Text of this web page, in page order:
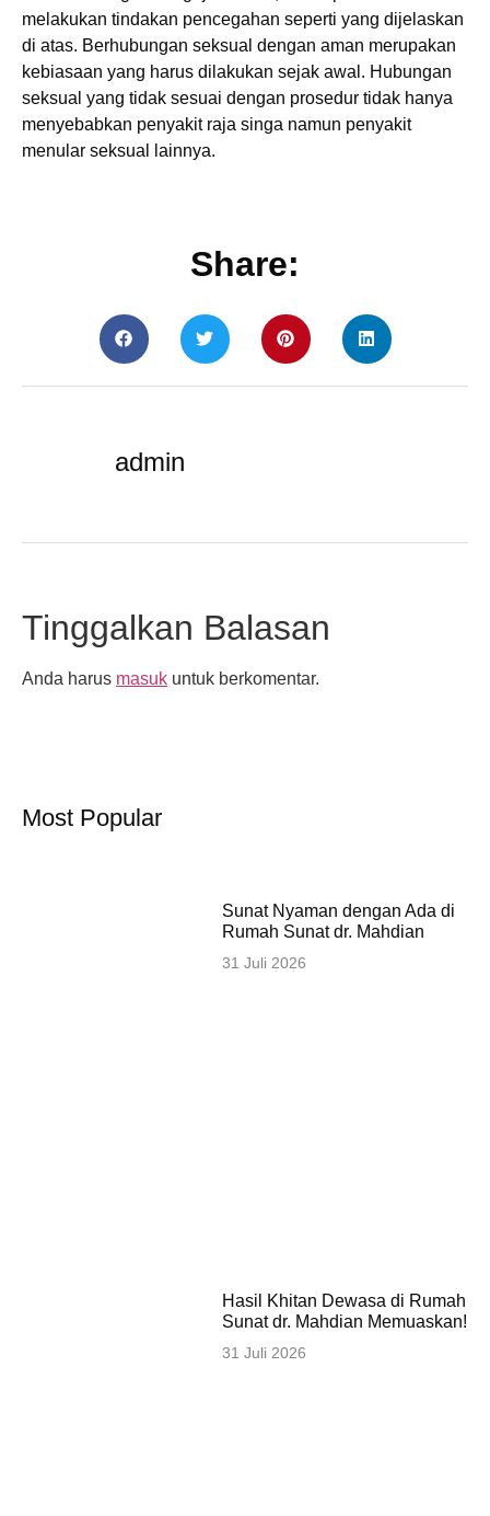
melakukan tindakan pencegahan seperti yang dijelaskan
di atas. Berhubungan seksual dengan aman merupakan
kebiasaan yang harus dilakukan sejak awal. Hubungan
seksual yang tidak sesuai dengan prosedur tidak hanya
menyebabkan penyakit raja singa namun penyakit
menular seksual lainnya.
Share:
admin
Tinggalkan Balasan
Anda harus masuk untuk berkomentar.
Most Popular
Sunat Nyaman dengan Ada di
Rumah Sunat dr. Mahdian
31 Juli 2026
Hasil Khitan Dewasa di Rumah
Sunat dr. Mahdian Memuaskan!
31 Juli 2026